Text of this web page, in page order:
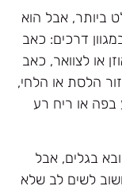
ביותר, אבל הוא
דרכים: כאב
או לצוואר, כאב
הלסת או הלחי,
או ריח רע
בגלים, אבל
לשים לב שלא